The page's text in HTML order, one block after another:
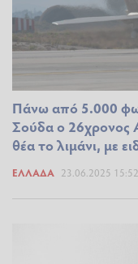
Πάνω από 5.000
Σούδα ο 26χρονος
θέα το λιμάνι, με
ΕΛΛΆΔΑ 23.06.2025 15:52